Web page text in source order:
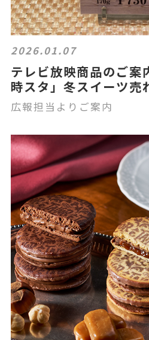
2026.01.07
テレビ放映商品のご案
時スタ」冬スイーツ売
広報担当よりご案内